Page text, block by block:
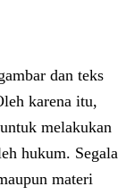
dan teks
karena itu,
melakukan
hukum. Segala
materi